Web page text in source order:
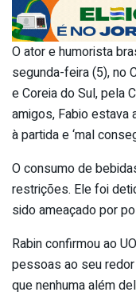
O ator e humorista
segunda-feira (5), no
e Coreia do Sul, pela
amigos, Fabio estava
à partida e ‘mal
O consumo de
restrições. Ele foi
sido ameaçado por
Rabin confirmou ao
pessoas ao seu
que nenhuma além